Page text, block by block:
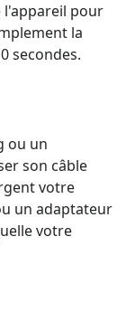
l'appareil pour
la
secondes.
ou un
son câble
votre
un adaptateur
votre